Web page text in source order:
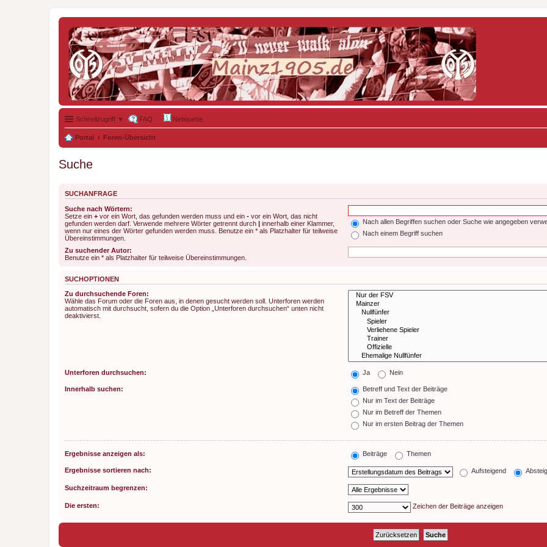
Schnellzugriff ▼ FAQ Netiquette
Portal Foren-Übersicht
Suche
SUCHANFRAGE
Suche nach Wörtern:
Setze ein + vor ein Wort, das gefunden werden muss und ein - vor ein Wort, das nicht
gefunden werden darf. Verwende mehrere Wörter getrennt durch | innerhalb einer Klammer,
wenn nur eines der Wörter gefunden werden muss. Benutze ein * als Platzhalter für teilweise
Übereinstimmungen.
Nach allen Begriffen suchen oder Suche wie angegeben
Nach einem Begriff suchen
Zu suchender Autor:
Benutze ein * als Platzhalter für teilweise Übereinstimmungen.
SUCHOPTIONEN
Zu durchsuchende Foren:
Wähle das Forum oder die Foren aus, in denen gesucht werden soll. Unterforen werden
automatisch mit durchsucht, sofern du die Option „Unterforen durchsuchen“ unten nicht
deaktivierst.
Unterforen durchsuchen: Ja Nein
Innerhalb suchen:
Betreff und Text der Beiträge
Nur im Text der Beiträge
Nur im Betreff der Themen
Nur im ersten Beitrag der Themen
Ergebnisse anzeigen als: Beiträge Themen
Ergebnisse sortieren nach: Aufsteigend
Suchzeitraum begrenzen:
Die ersten: Zeichen der Beiträge anzeigen